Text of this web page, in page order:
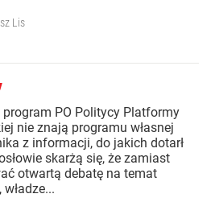
Lis
PO Politycy Platformy
nie znają programu własnej
z informacji, do jakich dotarł
skarżą się, że zamiast
otwartą debatę na temat